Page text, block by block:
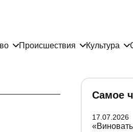
Происшествия Культура
Самое
17.07.2026